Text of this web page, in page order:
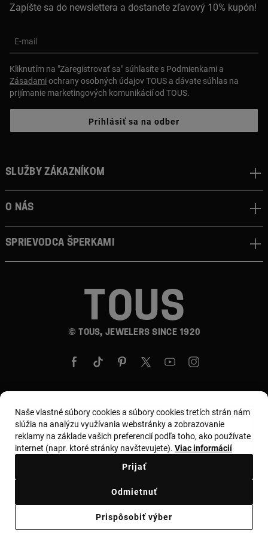
Zapíšte sa do newslettera a dostanete zľavový 10% kupón!
E-mail
Kliknutím na "Zaregistrovať sa" súhlasíte s Podmienkami a
Zásadamiochrany osobných údajov TOUS a dávate súhlas na
prijímanie marketingových komunikácií od TOUS.
Prihlásiť sa na odber
© TOUS, JEWELERS SINCE 1920
Služby zákazníkom
O nás
Sprievodca šperkami
Krajina a mena:Slovakia / Euro
Supplier ethical code
Naše vlastné súbory cookies a súbory cookies tretích strán nám
slúžia na analýzu využívania webstránky a zobrazovanie
reklamy na základe vašich preferencií podľa toho, ako používate
internet (napr. ktoré stránky navštevujete). Viac informácií
Prispôsobiť výber
Odmietnuť
Prijať